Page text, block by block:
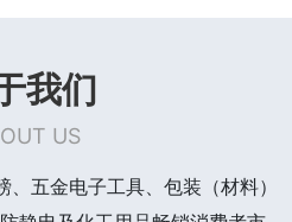
我们
US
五金电子工具、包装（材料）